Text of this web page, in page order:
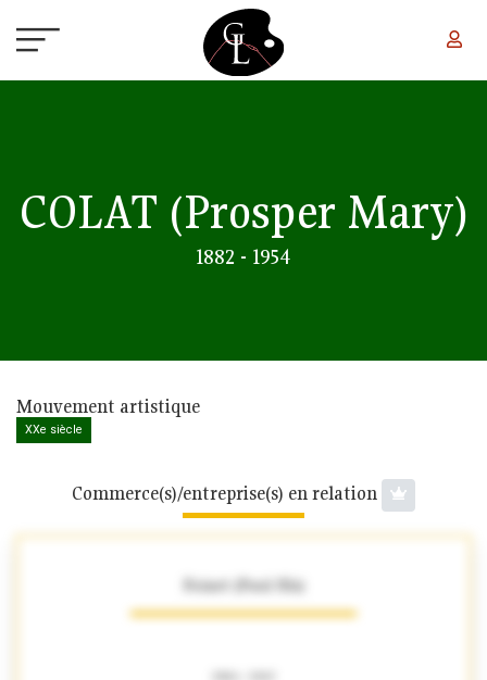
COLAT (Prosper Mary)
1882 - 1954
Mouvement artistique
XXe siècle
Commerce(s)/entreprise(s) en relation
Foinet (Paul fils)